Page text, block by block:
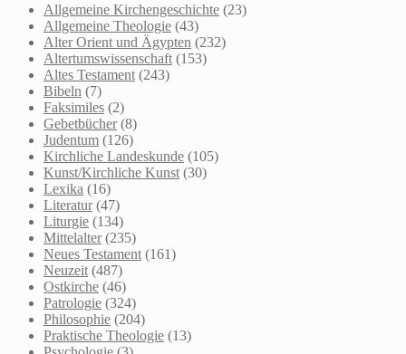
Allgemeine Kirchengeschichte (23)
Allgemeine Theologie (43)
Alter Orient und Ägypten (232)
Altertumswissenschaft (153)
Altes Testament (243)
Bibeln (7)
Faksimiles (2)
Gebetbücher (8)
Judentum (126)
Kirchliche Landeskunde (105)
Kunst/Kirchliche Kunst (30)
Lexika (16)
Literatur (47)
Liturgie (134)
Mittelalter (235)
Neues Testament (161)
Neuzeit (487)
Ostkirche (46)
Patrologie (324)
Philosophie (204)
Praktische Theologie (13)